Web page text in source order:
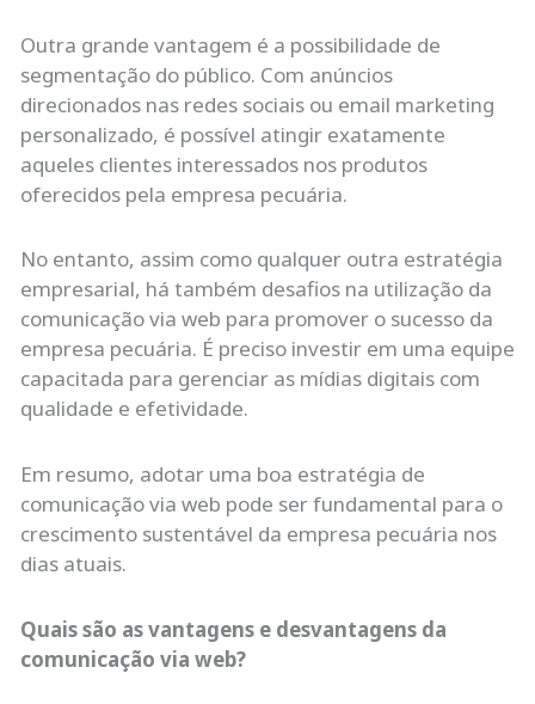
Outra grande vantagem é a possibilidade de
segmentação do público. Com anúncios
direcionados nas redes sociais ou email marketing
personalizado, é possível atingir exatamente
aqueles clientes interessados nos produtos
oferecidos pela empresa pecuária.
No entanto, assim como qualquer outra estratégia
empresarial, há também desafios na utilização da
comunicação via web para promover o sucesso da
empresa pecuária. É preciso investir em uma equipe
capacitada para gerenciar as mídias digitais com
qualidade e efetividade.
Em resumo, adotar uma boa estratégia de
comunicação via web pode ser fundamental para o
crescimento sustentável da empresa pecuária nos
dias atuais.
Quais são as vantagens e desvantagens da
comunicação via web?